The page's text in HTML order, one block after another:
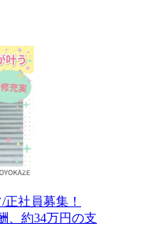
正社員募集！
、約34万円の支